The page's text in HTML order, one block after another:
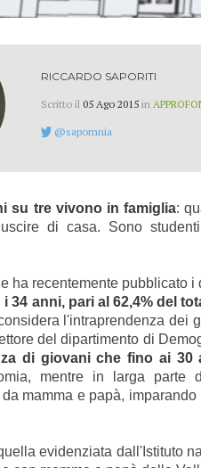
RICCARDO SAPORITI
Scritto il 05 Ago 2015 in
@sapomnia
su tre vivono in famiglia:
di casa. Sono
ha recentemente pubblicato
i 34 anni, pari al 62,4% del
l'intraprendenza dei
del dipartimento di
di giovani che fino ai
mentre in larga
mamma e papà,
evidenziata dall'Istituto